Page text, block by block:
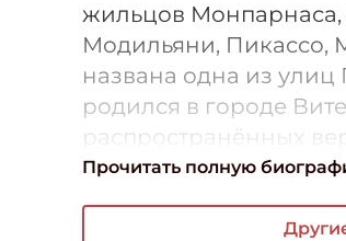
жильцов Монпарнаса,
Модильяни, Пикассо,
названа одна из
родился в городе
распространённых
Прочитать полную